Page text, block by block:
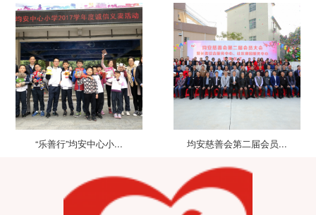
“乐善行”均安中心小... 均安慈善会第二届会员...